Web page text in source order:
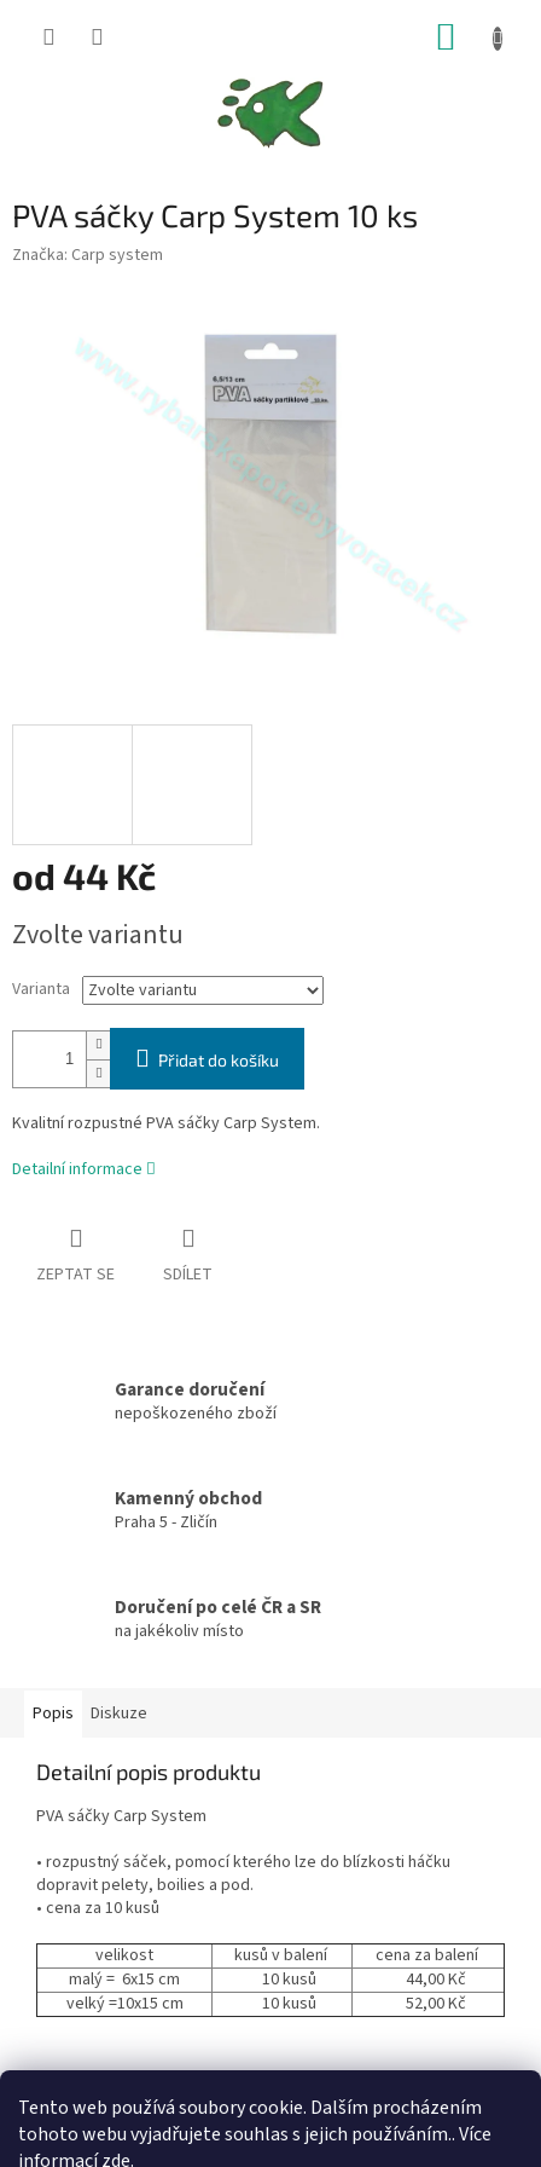
Tento web používá soubory cookie. Dalším procházením
tohoto webu vyjadřujete souhlas s jejich používáním.. Více
informacízde.
PVA sáčky Carp System 10 ks
Značka: Carp system
od 44 Kč
cena:
Zvolte variantu
Varianta
Přidat do košíku
Kvalitní rozpustné PVA sáčky Carp System.
Detailní informace
ZEPTAT SE SDÍLET
Garance doručení
nepoškozeného zboží
Kamenný obchod
Praha 5 - Zličín
Doručení po celé ČR a SR
na jakékoliv místo
Popis Diskuze
Detailní popis produktu
PVA sáčky Carp System
• rozpustný sáček, pomocí kterého lze do blízkosti háčku
dopravit pelety, boilies a pod.
• cena za 10 kusů
velikost
kusů v balení
cena za balení
malý = 6x15 cm
10 kusů
44,00 Kč
velký =10x15 cm
10 kusů 52,00 Kč
Z